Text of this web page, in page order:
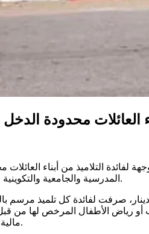
محدودة الدخل
التلاميذ من أبناء العائلات
المدرسية والجامعية والتكوينية لسنة 2024-2025، وفق المديرة الجهوية للشؤون الإجتماعية نبوية نايلي.
واضافت نايلي في تصريح لصحفي وكالة تونس إفريقيا للأنباء، أن قيمة
رياض الأطفال المرخص لها من
مالية لفائدة الطلبة من أبناء العائلات محدودة الدخل بقيمة تقدر ب120دينارا.